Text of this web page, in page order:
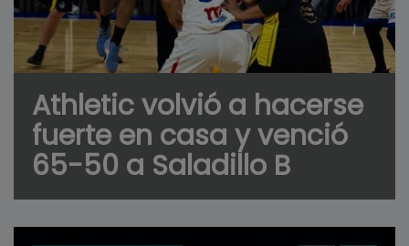
Athletic volvió a hacerse
fuerte en casa y venció
65-50 a Saladillo B